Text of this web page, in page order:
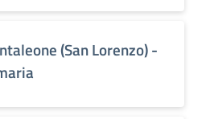
(San Lorenzo) -